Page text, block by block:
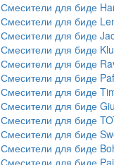
Смесители для биде
Смесители для биде
Смесители для биде
Смесители для биде
Смесители для биде
Смесители для биде
Смесители для биде
Смесители для биде
Смесители для биде
Смесители для биде
Смесители для биде